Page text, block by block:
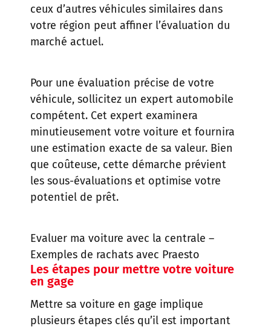
ceux d’autres véhicules similaires dans
votre région peut affiner l’évaluation du
marché actuel.
Pour une évaluation précise de votre
véhicule, sollicitez un expert automobile
compétent. Cet expert examinera
minutieusement votre voiture et fournira
une estimation exacte de sa valeur. Bien
que coûteuse, cette démarche prévient
les sous-évaluations et optimise votre
potentiel de prêt.
Evaluer ma voiture avec la centrale –
Exemples de rachats avec Praesto
Les étapes pour mettre votre voiture
en gage
Mettre sa voiture en gage implique
plusieurs étapes clés qu’il est important